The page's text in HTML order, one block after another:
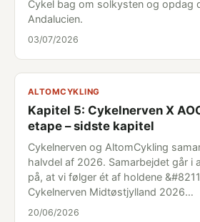
Cykel bag om solkysten og opdag
Andalucien.
03/07/2026
ALTOMCYKLING
Kapitel 5: Cykelnerven X
etape – sidste kapitel
Cykelnerven og AltomCykling
halvdel af 2026. Samarbejdet går i
på, at vi følger ét af holdene
Cykelnerven Midtøstjylland 2026…
20/06/2026